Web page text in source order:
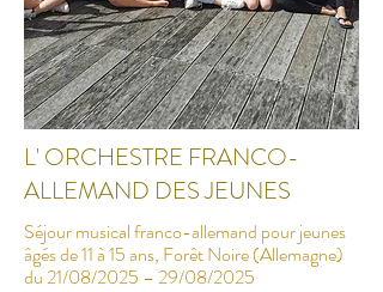
L' ORCHESTRE FRANCO-
ALLEMAND DES JEUNES
Séjour musical franco-allemand pour jeunes
âgés de 11 à 15 ans, Forêt Noire (Allemagne)
du 21/08/2025 – 29/08/2025